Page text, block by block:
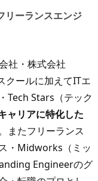
リーランスエンジ
社・株式会社
ールに加えてITエ
Tech Stars（テック
ャリアに特化した
またフリーランス
・Midworks（ミッ
Engineerのグ